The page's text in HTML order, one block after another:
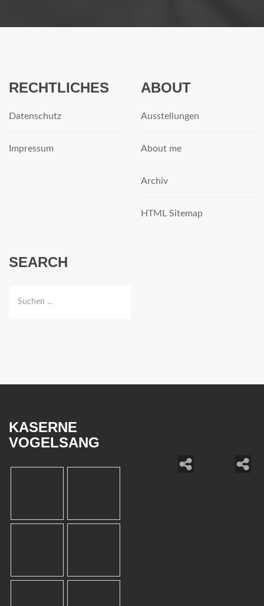
RECHTLICHES
Datenschutz
Impressum
ABOUT
Ausstellungen
About me
Archiv
HTML Sitemap
SEARCH
KASERNE
VOGELSANG